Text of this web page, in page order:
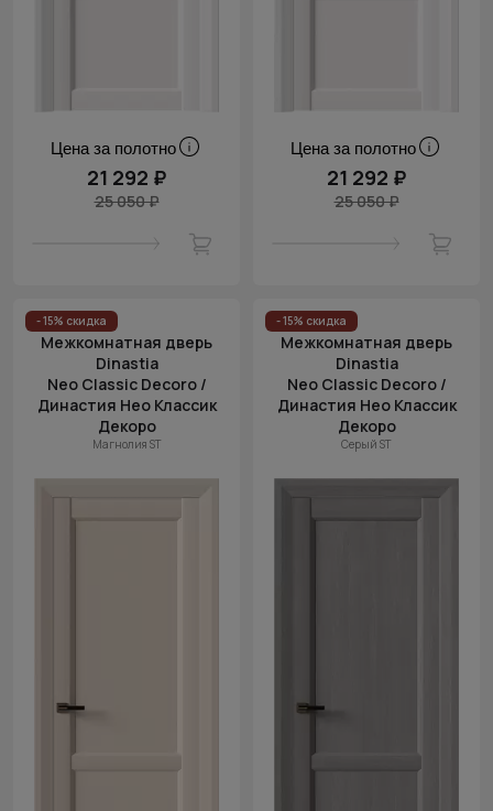
Цена за полотно
21 292 ₽
25 050 ₽
Цена за полотно
21 292 ₽
25 050 ₽
- 15% скидка
Межкомнатная дверь
Dinastia
Neo Classic Decoro /
Династия Нео Классик
Декоро
Магнолия ST
- 15% скидка
Межкомнатная дверь
Dinastia
Neo Classic Decoro /
Династия Нео Классик
Декоро
Серый ST